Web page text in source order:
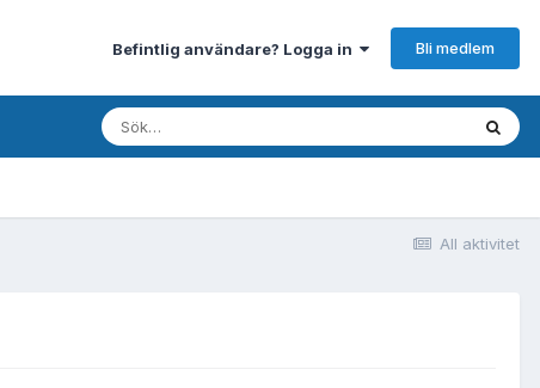
Befintlig användare? Logga in Bli medlem
All aktivitet